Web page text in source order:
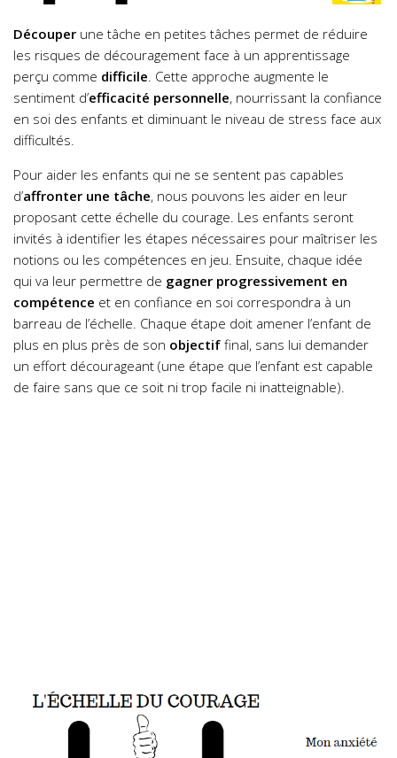
Découper une tâche en petites tâches permet de réduire
les risques de découragement face à un apprentissage
perçu comme difficile. Cette approche augmente le
sentiment d’efficacité personnelle, nourrissant la confiance
en soi des enfants et diminuant le niveau de stress face aux
difficultés.
Pour aider les enfants qui ne se sentent pas capables
d’affronter une tâche, nous pouvons les aider en leur
proposant cette échelle du courage. Les enfants seront
invités à identifier les étapes nécessaires pour maîtriser les
notions ou les compétences en jeu. Ensuite, chaque idée
qui va leur permettre de gagner progressivement en
compétence et en confiance en soi correspondra à un
barreau de l’échelle. Chaque étape doit amener l’enfant de
plus en plus près de son objectif final, sans lui demander
un effort décourageant (une étape que l’enfant est capable
de faire sans que ce soit ni trop facile ni inatteignable).